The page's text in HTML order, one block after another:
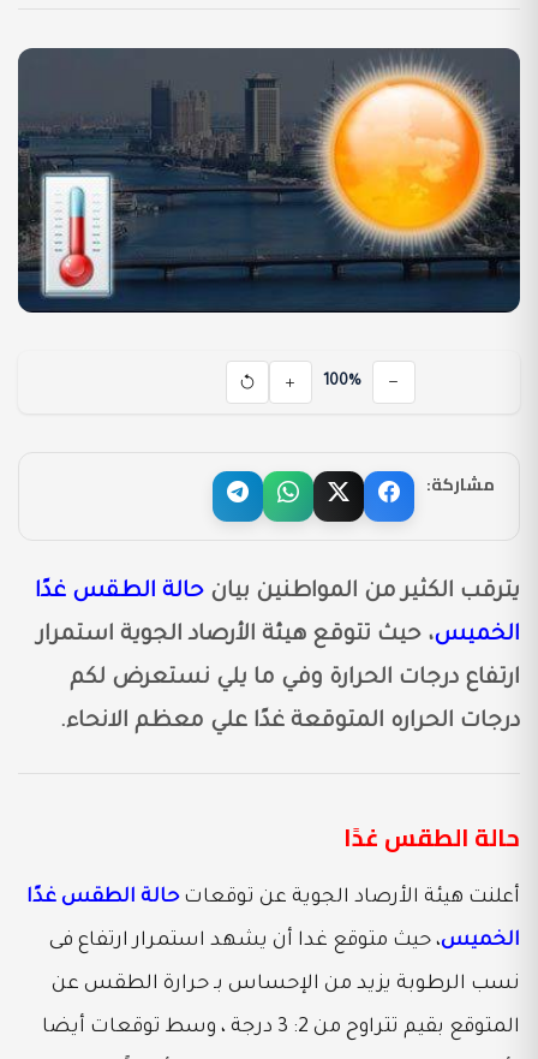
100%
مشاركة:
يترقب الكثير من المواطنين بيان حالة الطقس غدًا
الخميس، حيث تتوقع هيئة الأرصاد الجوية استمرار
ارتفاع درجات الحرارة وفي ما يلي نستعرض لكم
درجات الحراره المتوقعة غدًا علي معظم الانحاء.
حالة الطقس غدًا
أعلنت هيئة الأرصاد الجوية عن توقعاتحالة الطقس غدًا
الخميس، حيث متوقع غدا أن يشهد استمرار ارتفاع فى
نسب الرطوبة يزيد من الإحساس بـ حرارة الطقس عن
المتوقع بقيم تتراوح من 2: 3 درجة ، وسط توقعات أيضا